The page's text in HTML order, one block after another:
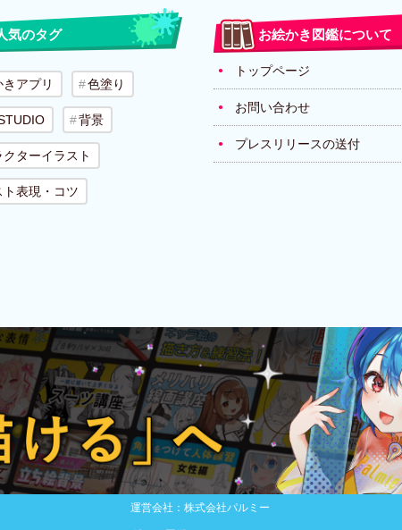
気のタグ
アプリ 色塗り
背景
ターイラスト
ト表現・コツ
お絵かき図鑑について
トップページ
お問い合わせ
プレスリリースの送付
運営会社：株式会社パルミー